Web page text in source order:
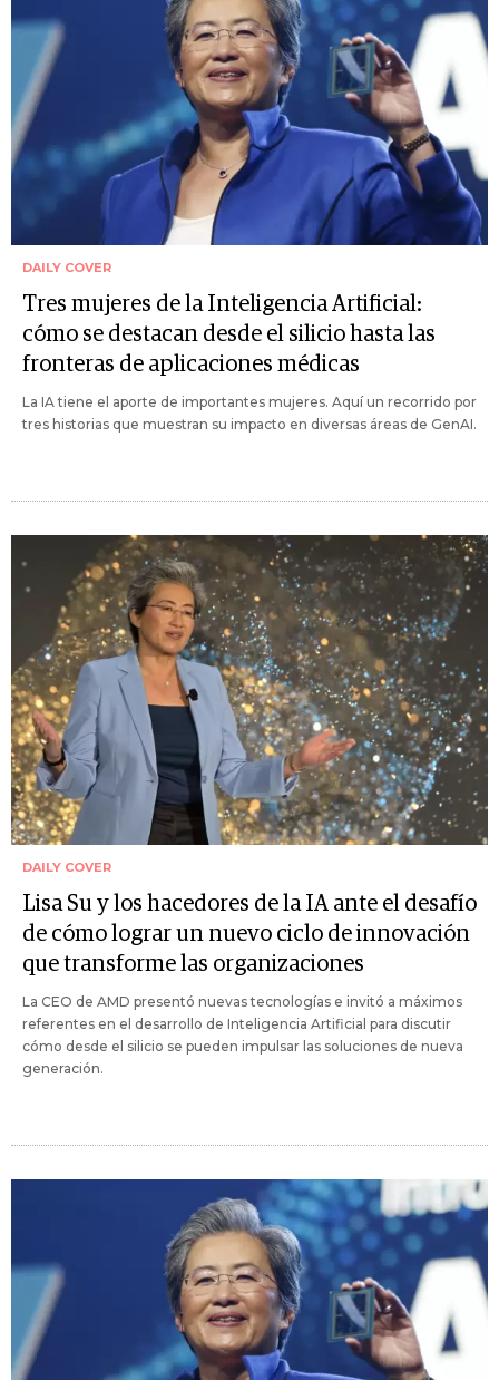
DAILY COVER
Tres mujeres de la Inteligencia Artificial:
cómo se destacan desde el silicio hasta las
fronteras de aplicaciones médicas
La IA tiene el aporte de importantes mujeres. Aquí un recorrido por
tres historias que muestran su impacto en diversas áreas de GenAI.
DAILY COVER
Lisa Su y los hacedores de la IA ante el desafío
de cómo lograr un nuevo ciclo de innovación
que transforme las organizaciones
La CEO de AMD presentó nuevas tecnologías e invitó a máximos
referentes en el desarrollo de Inteligencia Artificial para discutir
cómo desde el silicio se pueden impulsar las soluciones de nueva
generación.